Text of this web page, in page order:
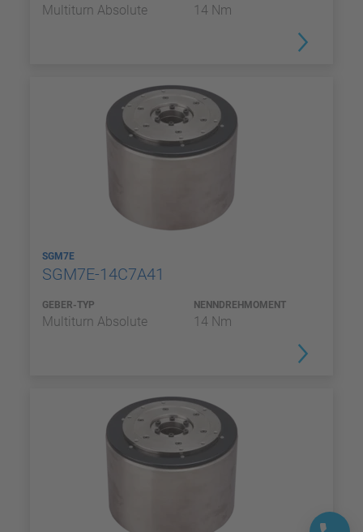
Multiturn Absolute 14 Nm
SGM7E
SGM7E-14C7A41
GEBER-TYP
Multiturn Absolute
NENNDREHMOMENT
14 Nm